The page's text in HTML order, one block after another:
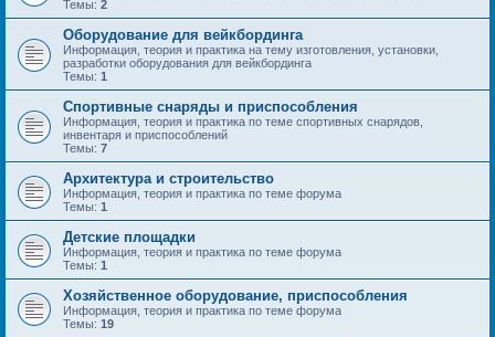
Темы: 2
Оборудование для вейкбординга
Информация, теория и практика на тему изготовления, установки,
разработки оборудования для вейкбординга
Темы: 1
Спортивные снаряды и приспособления
Информация, теория и практика по теме спортивных снарядов,
инвентаря и приспособлений
Темы: 7
Архитектура и строительство
Информация, теория и практика по теме форума
Темы: 1
Детские площадки
Информация, теория и практика по теме форума
Темы: 1
Хозяйственное оборудование, приспособления
Информация, теория и практика по теме форума
Темы: 19